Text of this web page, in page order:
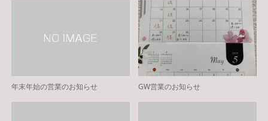
年末年始の営業のお知らせ GW営業のお知らせ